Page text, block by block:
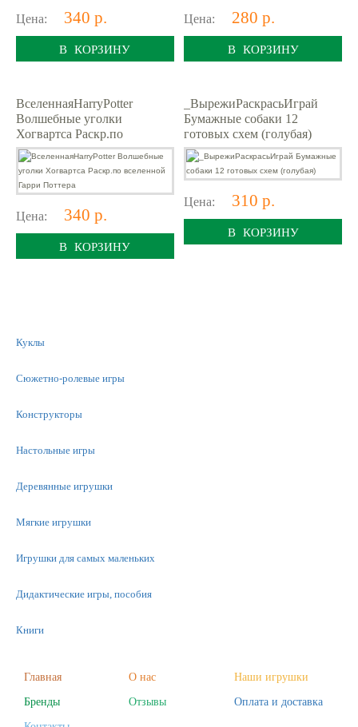
Цена: 340 р.
В КОРЗИНУ
Цена: 280 р.
В КОРЗИНУ
ВселеннаяHarryPotter
Волшебные уголки
Хогвартса Раскр.по
вселенной Гарри Поттера
Цена: 340 р.
В КОРЗИНУ
_ВырежиРаскрасьИграй
Бумажные собаки 12
готовых схем (голубая)
Цена: 310 р.
В КОРЗИНУ
Куклы
Сюжетно-ролевые игры
Конструкторы
Настольные игры
Деревянные игрушки
Мягкие игрушки
Игрушки для самых маленьких
Дидактические игры, пособия
Книги
Фигурки
Главная О нас
Наши игрушки
Бренды
Отзывы
Оплата и доставка